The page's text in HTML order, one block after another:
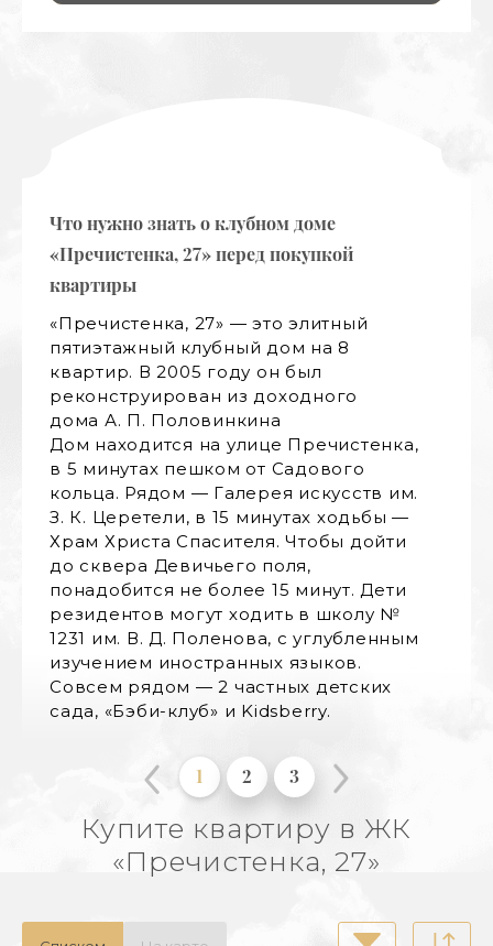
Что нужно знать о клубном доме
«Пречистенка, 27» перед покупкой
квартиры
«Пречистенка, 27» — это элитный
пятиэтажный клубный дом на 8
квартир. В 2005 году он был
реконструирован из доходного
дома А. П. Половинкина
Дом находится на улице Пречистенка,
в 5 минутах пешком от Садового
кольца. Рядом — Галерея искусств им.
З. К. Церетели, в 15 минутах ходьбы —
Храм Христа Спасителя. Чтобы дойти
до сквера Девичьего поля,
понадобится не более 15 минут. Дети
резидентов могут ходить в школу №
1231 им. В. Д. Поленова, с углубленным
изучением иностранных языков.
Совсем рядом — 2 частных детских
сада, «Бэби-клуб» и Kidsberry.
1 2 3
Купите квартиру в ЖК
«Пречистенка, 27»